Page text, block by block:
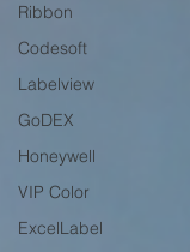
Ribbon
Codesoft
Labelview
GoDEX
Honeywell
VIP Color
ExcelLabel